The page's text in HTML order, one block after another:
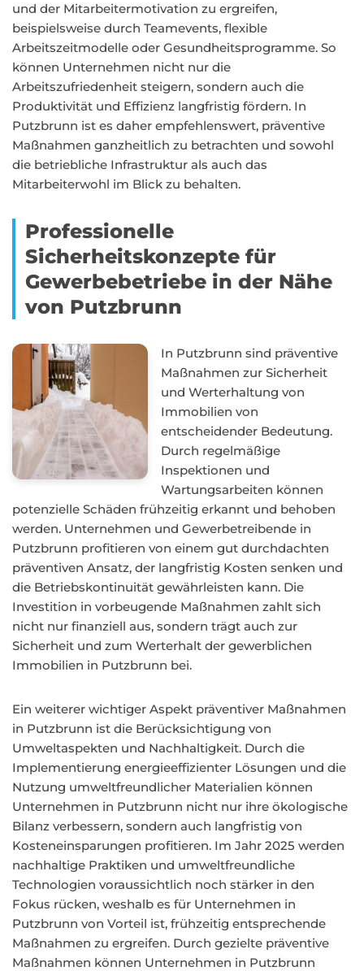
und der Mitarbeitermotivation zu ergreifen,
beispielsweise durch Teamevents, flexible
Arbeitszeitmodelle oder Gesundheitsprogramme. So
können Unternehmen nicht nur die
Arbeitszufriedenheit steigern, sondern auch die
Produktivität und Effizienz langfristig fördern. In
Putzbrunn ist es daher empfehlenswert, präventive
Maßnahmen ganzheitlich zu betrachten und sowohl
die betriebliche Infrastruktur als auch das
Mitarbeiterwohl im Blick zu behalten.
Professionelle
Sicherheitskonzepte für
Gewerbebetriebe in der Nähe
von Putzbrunn
In Putzbrunn sind präventive
Maßnahmen zur Sicherheit
und Werterhaltung von
Immobilien von
entscheidender Bedeutung.
Durch regelmäßige
Inspektionen und
Wartungsarbeiten können
potenzielle Schäden frühzeitig erkannt und behoben
werden. Unternehmen und Gewerbetreibende in
Putzbrunn profitieren von einem gut durchdachten
präventiven Ansatz, der langfristig Kosten senken und
die Betriebskontinuität gewährleisten kann. Die
Investition in vorbeugende Maßnahmen zahlt sich
nicht nur finanziell aus, sondern trägt auch zur
Sicherheit und zum Werterhalt der gewerblichen
Immobilien in Putzbrunn bei.
Ein weiterer wichtiger Aspekt präventiver Maßnahmen
in Putzbrunn ist die Berücksichtigung von
Umweltaspekten und Nachhaltigkeit. Durch die
Implementierung energieeffizienter Lösungen und die
Nutzung umweltfreundlicher Materialien können
Unternehmen in Putzbrunn nicht nur ihre ökologische
Bilanz verbessern, sondern auch langfristig von
Kosteneinsparungen profitieren. Im Jahr 2025 werden
nachhaltige Praktiken und umweltfreundliche
Technologien voraussichtlich noch stärker in den
Fokus rücken, weshalb es für Unternehmen in
Putzbrunn von Vorteil ist, frühzeitig entsprechende
Maßnahmen zu ergreifen. Durch gezielte präventive
Maßnahmen können Unternehmen in Putzbrunn